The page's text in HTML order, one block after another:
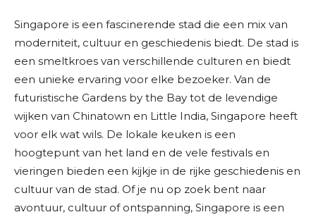
Singapore is een fascinerende stad die een mix van
moderniteit, cultuur en geschiedenis biedt. De stad is
een smeltkroes van verschillende culturen en biedt
een unieke ervaring voor elke bezoeker. Van de
futuristische Gardens by the Bay tot de levendige
wijken van Chinatown en Little India, Singapore heeft
voor elk wat wils. De lokale keuken is een
hoogtepunt van het land en de vele festivals en
vieringen bieden een kijkje in de rijke geschiedenis en
cultuur van de stad. Of je nu op zoek bent naar
avontuur, cultuur of ontspanning, Singapore is een